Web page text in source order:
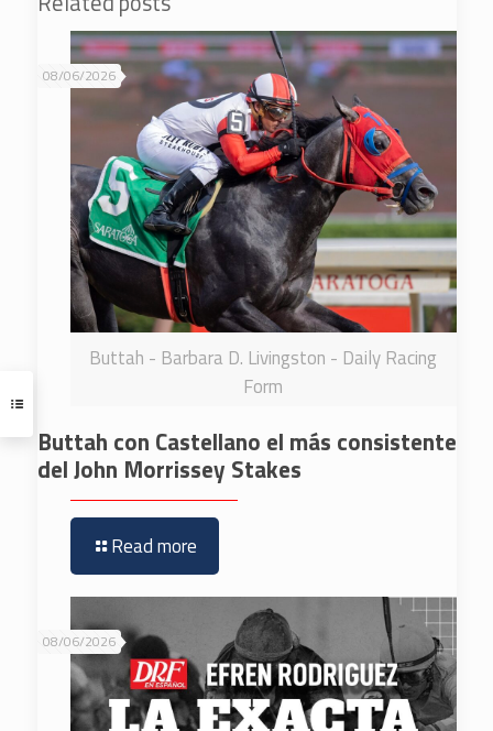
Buttah - Barbara D. Livingston - Daily Racing
Form
08/06/2026
Buttah con Castellano el más consistente
del John Morrissey Stakes
Read more
08/06/2026